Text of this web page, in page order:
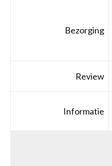
Bezorging
Review
Informatie